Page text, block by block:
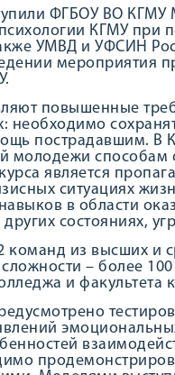
ФГБОУ ВО КГМУ
КГМУ при
УМВД и УФСИН
мероприятия
повышенные
необходимо
пострадавшим. В
молодежи
является
ситуациях
в области
других состояниях,
команд из высших и
– более
и факультета